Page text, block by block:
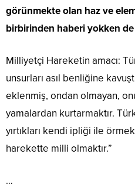
görünmekte olan haz ve
birbirinden haberi yokken
Milliyetçi Hareketin amacı:
unsurları asıl benliğine
eklenmiş, ondan olmayan,
yamalardan kurtarmaktır.
yırtıkları kendi ipliği ile
harekette milli olmaktır.”
…